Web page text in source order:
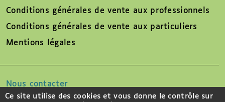
Conditions générales de vente aux professionnels
Conditions générales de vente aux particuliers
Mentions légales
Nous contacter
Ce site utilise des cookies et vous donne le contrôle sur